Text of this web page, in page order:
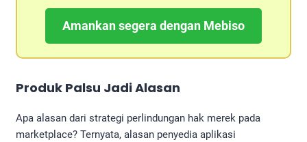
Amankan segera dengan Mebiso
Produk Palsu Jadi Alasan
Apa alasan dari strategi perlindungan hak merek pada
marketplace? Ternyata, alasan penyedia aplikasi